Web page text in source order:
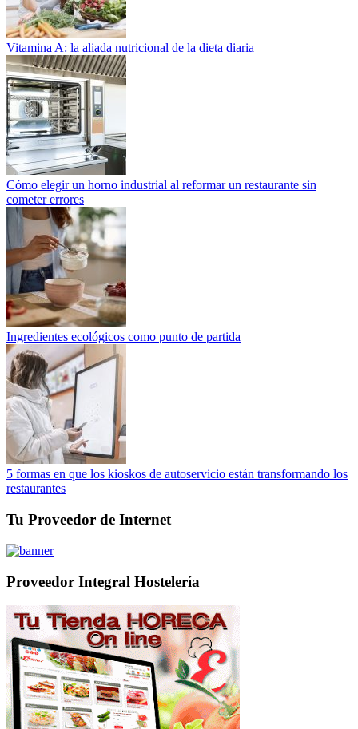
Vitamina A: la aliada nutricional de la dieta diaria
Cómo elegir un horno industrial al reformar un restaurante sin
cometer errores
Ingredientes ecológicos como punto de partida
5 formas en que los kioskos de autoservicio están transformando los
restaurantes
Tu Proveedor de Internet
Proveedor Integral Hostelería